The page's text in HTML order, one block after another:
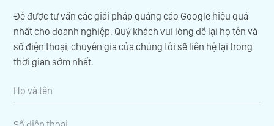
Để được tư vấn các giải pháp quảng cáo Google hiệu quả
nhất cho doanh nghiệp. Quý khách vui lòng để lại họ tên và
số điện thoại, chuyên gia của chúng tôi sẽ liên hệ lại trong
thời gian sớm nhất.